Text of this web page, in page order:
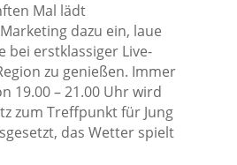
Mal lädt
dazu ein, laue
bei erstklassiger Live-
zu genießen. Immer
19.00 – 21.00 Uhr wird
zum Treffpunkt für Jung
das Wetter spielt